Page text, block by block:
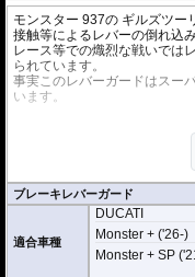
モンスター 937の ギルズツー
接触等によるレバーの倒れ込
レース等での熾烈な戦いでは
られています。
事実このレバーガードはスー
います。
構造、素材すべてにおいて、
これまでのレバーガードと同
本体はアルミビレットからの
しました。
プロテクションピースは高品
軽量化と剛性、柔軟性を高い
開き角の調節も可能。調節幅
トレバーの使用時などにも対
ブレーキレバーガード
適合車種
DUCATI
Monster + ('26-)
Monster + SP